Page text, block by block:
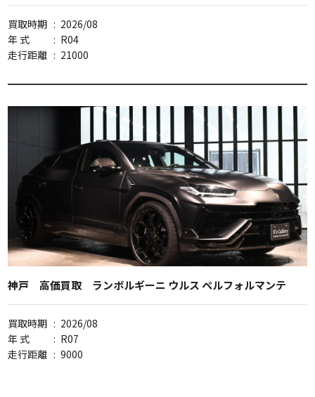
買取時期 : 2026/08
年 式
: R04
走行距離 : 21000
神戸 高価買取 ランボルギーニ ウルス ペルフォルマンテ
買取時期 : 2026/08
年 式
: R07
走行距離 : 9000